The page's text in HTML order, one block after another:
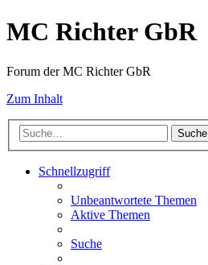
MC Richter GbR
Forum der MC Richter GbR
Zum Inhalt
Suche
Schnellzugriff
Unbeantwortete Themen
Aktive Themen
Suche